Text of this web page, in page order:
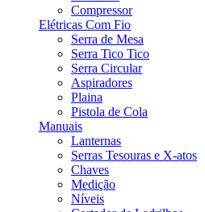
Compressor
Elétricas Com Fio
Serra de Mesa
Serra Tico Tico
Serra Circular
Aspiradores
Plaina
Pistola de Cola
Manuais
Lanternas
Serras Tesouras e X-atos
Chaves
Medição
Níveis